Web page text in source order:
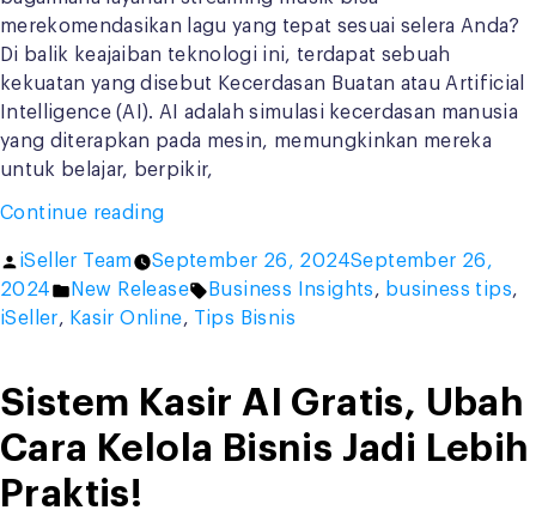
merekomendasikan lagu yang tepat sesuai selera Anda?
Di balik keajaiban teknologi ini, terdapat sebuah
kekuatan yang disebut Kecerdasan Buatan atau Artificial
Intelligence (AI). AI adalah simulasi kecerdasan manusia
yang diterapkan pada mesin, memungkinkan mereka
untuk belajar, berpikir,
Continue reading“AI
Manusia:
Siapa
yang
Menang?”
Posted
by
iSeller Team September 26, 2024September 26,
2024
Posted
in
New Release Tags:
Business Insights, business tips,
iSeller, Kasir Online, Tips Bisnis
Sistem Kasir AI Gratis, Ubah
Cara Kelola Bisnis Jadi Lebih
Praktis!